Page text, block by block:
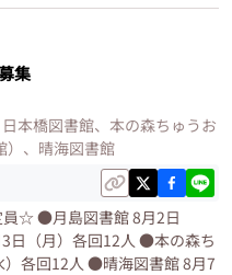
集
本橋図書館、本の森ちゅうお
）、晴海図書館
☆ ●月島図書館 8月2日
日（月）各回12人 ●本の森ち
）各回12人 ●晴海図書館 8月7